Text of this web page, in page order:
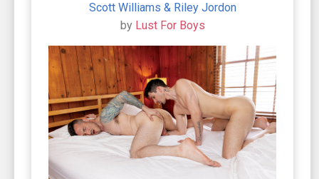
Scott Williams & Riley Jordon
by Lust For Boys